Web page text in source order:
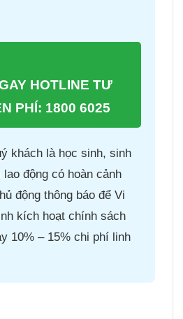
HOTLINE TƯ
PHÍ: 1800 6025
khách là học sinh, sinh
động có hoàn cảnh
động thông báo để Vi
kích hoạt chính sách
10% – 15% chi phí linh